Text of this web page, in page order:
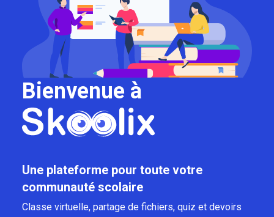
Bienvenue à
Une plateforme pour toute votre
communauté scolaire
Classe virtuelle, partage de fichiers, quiz et devoirs